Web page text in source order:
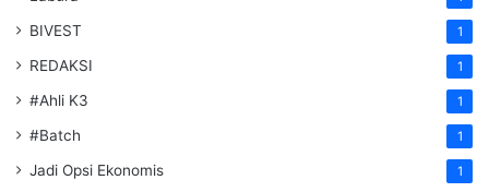
BIVEST 1
REDAKSI 1
#Ahli K3 1
#Batch 1
Jadi Opsi Ekonomis 1